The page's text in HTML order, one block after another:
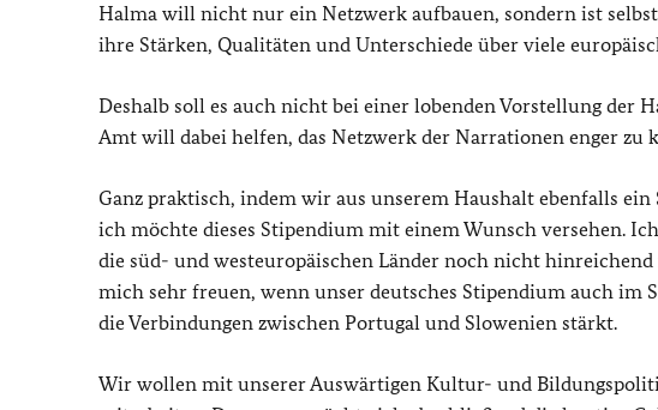
Halma will nicht nur ein Netzwerk aufbauen, sondern ist
ihre Stärken, Qualitäten und Unterschiede über viele
Deshalb soll es auch nicht bei einer lobenden Vorstellung der
Amt will dabei helfen, das Netzwerk der Narrationen enger zu
Ganz praktisch, indem wir aus unserem Haushalt ebenfalls
ich möchte dieses Stipendium mit einem Wunsch versehen.
die süd- und westeuropäischen Länder noch nicht
mich sehr freuen, wenn unser deutsches Stipendium auch
die Verbindungen zwischen Portugal und Slowenien stärkt.
Wir wollen mit unserer Auswärtigen Kultur- und